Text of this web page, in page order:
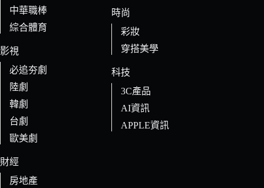
中華職棒
綜合體育
影視
必追夯劇
陸劇
韓劇
台劇
歐美劇
財經
房地產
時尚
彩妝
穿搭美學
科技
3C產品
AI資訊
APPLE資訊